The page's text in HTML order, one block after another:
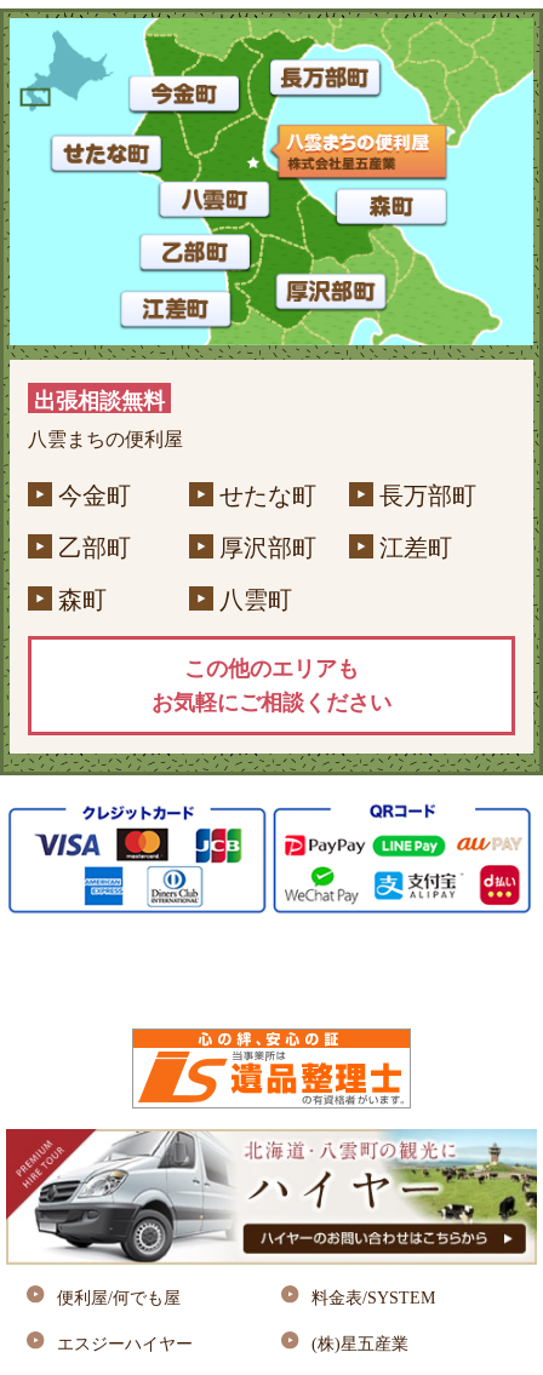
出張相談無料
八雲まちの便利屋
今金町 せたな町
長万部町
乙部町
厚沢部町
江差町
森町
八雲町
この他のエリアも
お気軽にご相談ください
便利屋/何でも屋 料金表/SYSTEM
エスジーハイヤー (株)星五産業